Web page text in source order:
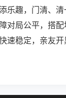
趣，门清、清
对局公平，搭
速稳定，亲友